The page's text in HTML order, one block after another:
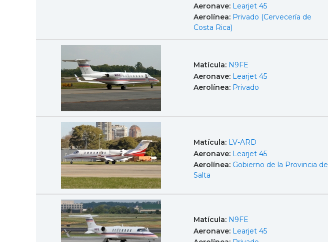
Aeronave: Learjet 45
Aerolínea: Privado (Cervecería de
Costa Rica)
Matícula: N9FE
Aeronave: Learjet 45
Aerolínea: Privado
Matícula: LV-ARD
Aeronave: Learjet 45
Aerolínea: Gobierno de la Provincia de
Salta
Matícula: N9FE
Aeronave: Learjet 45